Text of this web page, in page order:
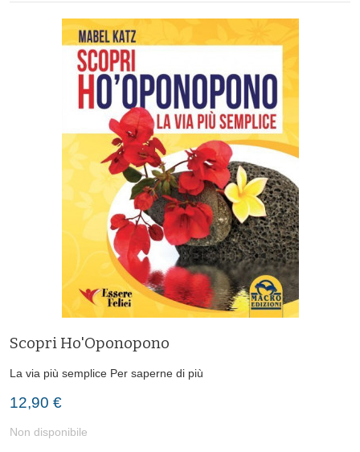
Scopri Ho'Oponopono
La via più semplice Per saperne di più
12,90 €
Non disponibile